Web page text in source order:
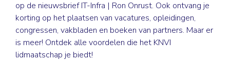
op de nieuwsbrief IT-Infra | Ron Onrust. Ook ontvang je
korting op het plaatsen van vacatures, opleidingen,
congressen, vakbladen en boeken van partners. Maar er
is meer! Ontdek alle voordelen die het KNVI
lidmaatschap je biedt!